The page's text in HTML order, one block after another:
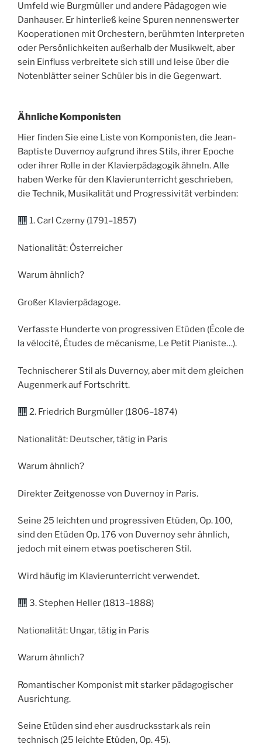
Umfeld wie Burgmüller und andere Pädagogen wie
Danhauser. Er hinterließ keine Spuren nennenswerter
Kooperationen mit Orchestern, berühmten Interpreten
oder Persönlichkeiten außerhalb der Musikwelt, aber
sein Einfluss verbreitete sich still und leise über die
Notenblätter seiner Schüler bis in die Gegenwart.
Ähnliche Komponisten
Hier finden Sie eine Liste von Komponisten, die Jean-
Baptiste Duvernoy aufgrund ihres Stils, ihrer Epoche
oder ihrer Rolle in der Klavierpädagogik ähneln. Alle
haben Werke für den Klavierunterricht geschrieben,
die Technik, Musikalität und Progressivität verbinden:
1. Carl Czerny (1791–1857)
Nationalität: Österreicher
Warum ähnlich?
Großer Klavierpädagoge.
Verfasste Hunderte von progressiven Etüden (École de
la vélocité, Études de mécanisme, Le Petit Pianiste…).
Technischerer Stil als Duvernoy, aber mit dem gleichen
Augenmerk auf Fortschritt.
2. Friedrich Burgmüller (1806–1874)
Nationalität: Deutscher, tätig in Paris
Warum ähnlich?
Direkter Zeitgenosse von Duvernoy in Paris.
Seine 25 leichten und progressiven Etüden, Op. 100,
sind den Etüden Op. 176 von Duvernoy sehr ähnlich,
jedoch mit einem etwas poetischeren Stil.
Wird häufig im Klavierunterricht verwendet.
3. Stephen Heller (1813–1888)
Nationalität: Ungar, tätig in Paris
Warum ähnlich?
Romantischer Komponist mit starker pädagogischer
Ausrichtung.
Seine Etüden sind eher ausdrucksstark als rein
technisch (25 leichte Etüden, Op. 45).